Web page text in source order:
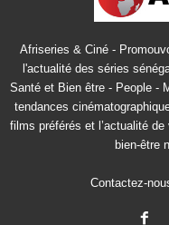
Afriseries & Ciné -
l'actualité des séries
Santé et Bien être - People -
tendances
films préférés et l’actualité
bien-être
Contactez-